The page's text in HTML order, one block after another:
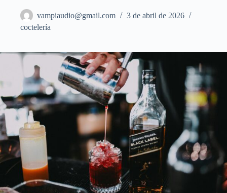
vampiaudio@gmail.com
3 de abril de 2026
coctelería